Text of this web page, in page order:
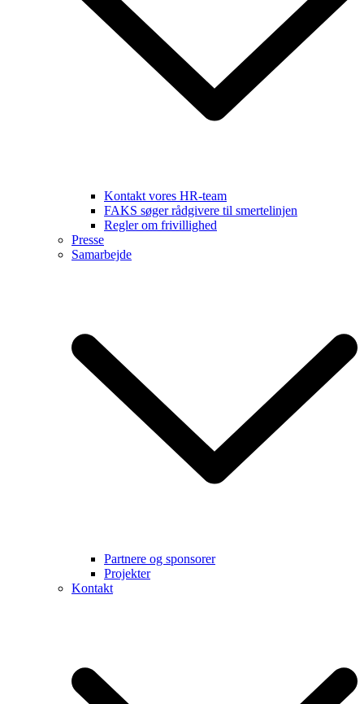
Kontakt vores HR-team
FAKS søger rådgivere til smertelinjen
Regler om frivillighed
Presse
Samarbejde
Partnere og sponsorer
Projekter
Kontakt